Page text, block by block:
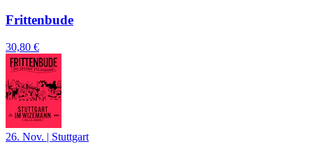
Frittenbude
30,80 €
26. Nov. | Stuttgart